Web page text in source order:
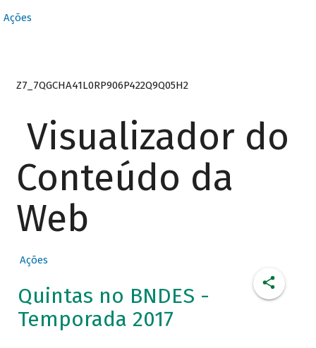
Ações
Z7_7QGCHA41L0RP906P422Q9Q05H2
Visualizador do
Conteúdo da
Web
Ações
Quintas no BNDES -
Temporada 2017